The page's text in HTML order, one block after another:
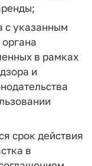
с указанным
в рамках
и
срок действия
в